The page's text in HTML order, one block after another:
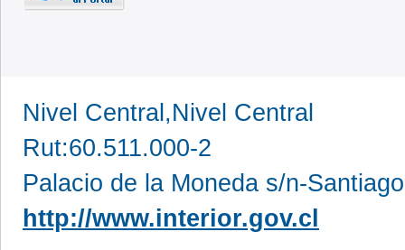
Nivel Central,Nivel Central
Rut:60.511.000-2
Palacio de la Moneda s/n-
http://www.interior.gov.cl